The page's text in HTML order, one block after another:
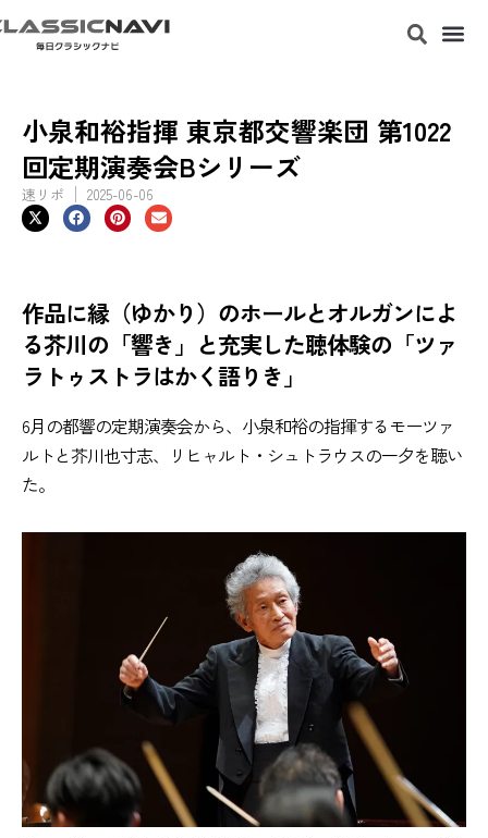
小泉和裕指揮 東京都交響楽団 第1022
回定期演奏会Bシリーズ
速リポ 2025-06-06
作品に縁（ゆかり）のホールとオルガンによ
る芥川の「響き」と充実した聴体験の「ツァ
ラトゥストラはかく語りき」
6月の都響の定期演奏会から、小泉和裕の指揮するモーツァ
ルトと芥川也寸志、リヒャルト・シュトラウスの一夕を聴い
た。